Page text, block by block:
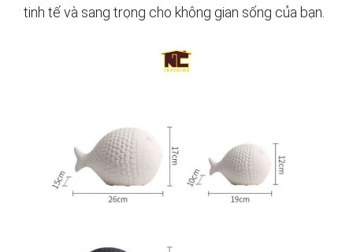
tinh tế và sang trọng cho không gian sống của bạn.